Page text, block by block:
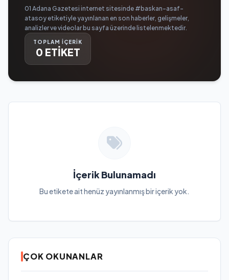
01 Adana Gazetesi internet sitesinde #baskan-asaf-
atasoy etiketiyle yayınlanan en son haberler, gelişmeler,
analizler ve videolar bu sayfa üzerinde listelenmektedir.
TOPLAM İÇERİK
0 ETİKET
İçerik Bulunamadı
Bu etikete ait henüz yayınlanmış bir içerik yok.
ÇOK OKUNANLAR